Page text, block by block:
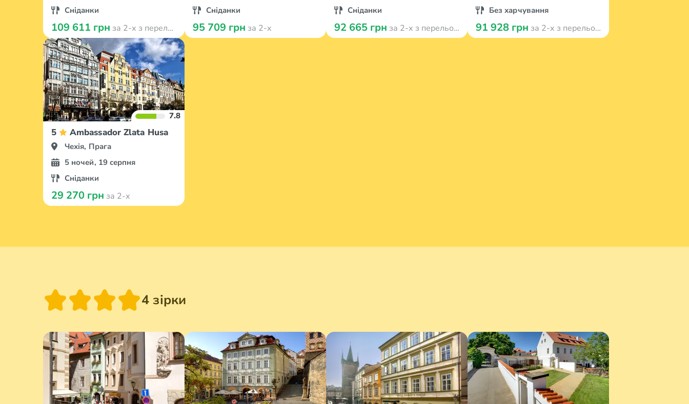
Сніданки
109 611 грн за 2-х з перельотом
Сніданки
95 709 грн за 2-х
Сніданки
92 665 грн за 2-х з перельотом
Без харчування
91 928 грн за 2-х з перельотом
7.8
5 Ambassador Zlata Husa
Чехія, Прага
5 ночей, 19 серпня
Сніданки
29 270 грн за 2-х
4 зірки